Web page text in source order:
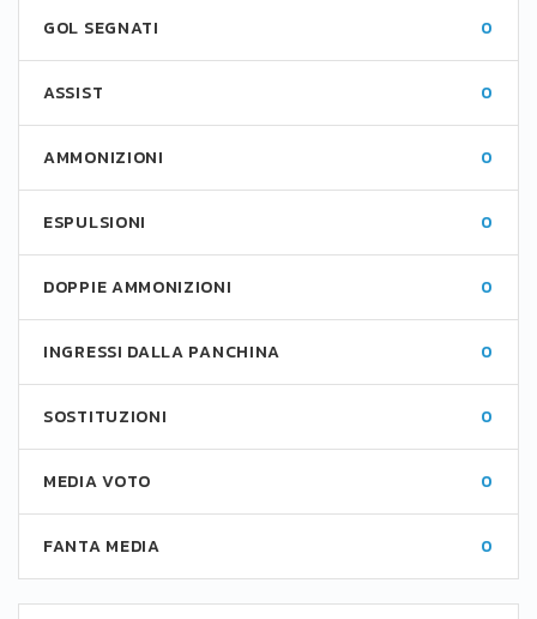
GOL SEGNATI 0
ASSIST 0
AMMONIZIONI 0
ESPULSIONI 0
DOPPIE AMMONIZIONI 0
INGRESSI DALLA PANCHINA 0
SOSTITUZIONI 0
MEDIA VOTO 0
FANTA MEDIA 0